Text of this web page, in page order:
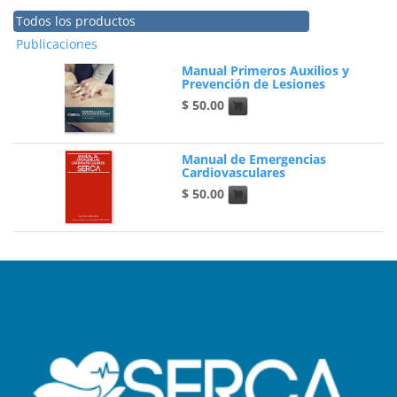
Todos los productos
Publicaciones
Manual Primeros Auxilios y
Prevención de Lesiones
$ 50.00
Manual de Emergencias
Cardiovasculares
$ 50.00